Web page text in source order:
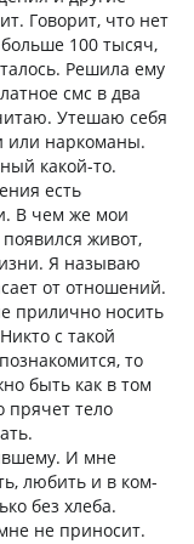
Говорит, что нет
100 тысяч,
Решила ему
смс в два
Утешаю себя
или наркоманы.
какой-то.
есть
В чем же мои
живот,
Я называю
от отношений.
прилично носить
с такой
то
быть как в том
прячет тело
И мне
любить и в ком-
без хлеба.
не приносит.